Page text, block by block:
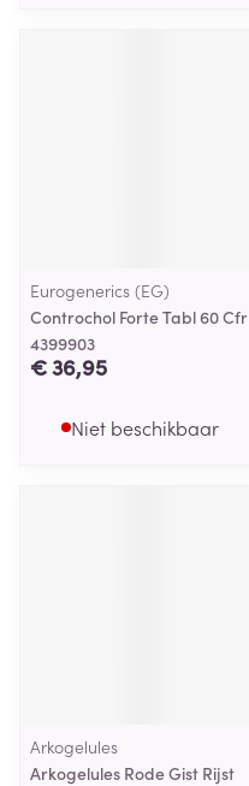
Eurogenerics (EG)
Controchol Forte Tabl 60 Cfr
4399903
€ 36,95
Niet beschikbaar
Arkogelules
Arkogelules Rode Gist Rijst